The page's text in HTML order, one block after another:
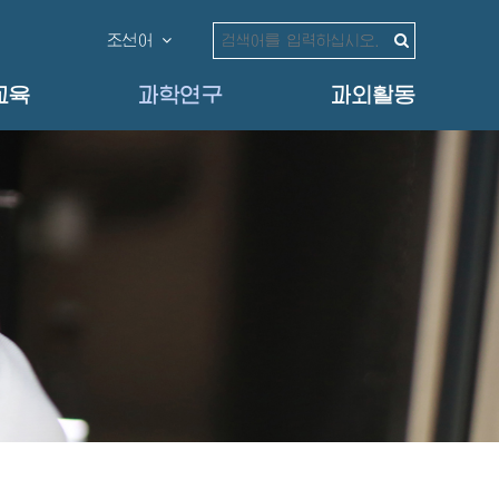
조선어
육 과학연구 과외활동